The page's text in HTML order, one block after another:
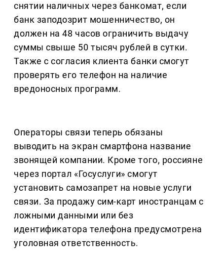
снятии наличных через банкомат, если
банк заподозрит мошенничество, он
должен на 48 часов ограничить выдачу
суммы свыше 50 тысяч рублей в сутки.
Также с согласия клиента банки смогут
проверять его телефон на наличие
вредоносных программ.
Операторы связи теперь обязаны
выводить на экран смартфона название
звонящей компании. Кроме того, россияне
через портал «Госуслуги» смогут
установить самозапрет на новые услуги
связи. За продажу сим-карт иностранцам с
ложными данными или без
идентификатора телефона предусмотрена
уголовная ответственность.